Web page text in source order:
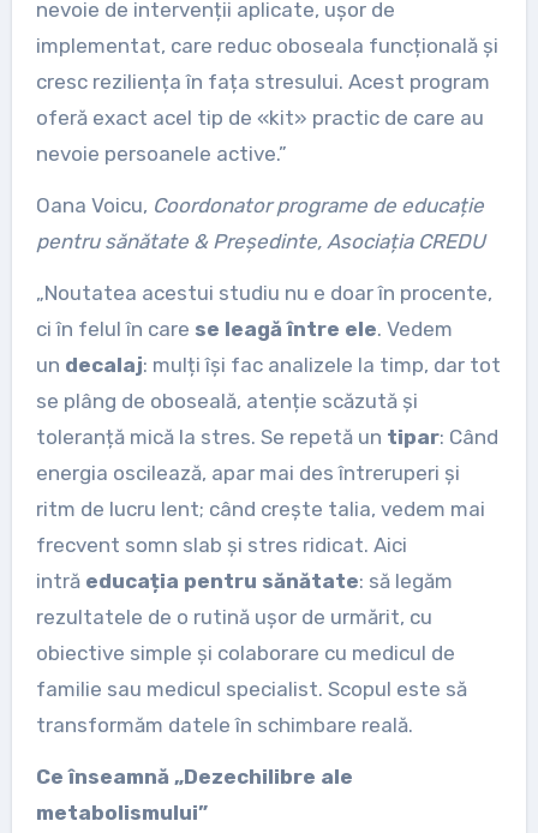
nevoie de intervenții aplicate, ușor de
implementat, care reduc oboseala funcțională și
cresc reziliența în fața stresului. Acest program
oferă exact acel tip de «kit» practic de care au
nevoie persoanele active.”
Oana Voicu, Coordonator programe de educație
pentru sănătate & Președinte, Asociația CREDU
„Noutatea acestui studiu nu e doar în procente,
ci în felul în care se leagă între ele. Vedem
un decalaj: mulți își fac analizele la timp, dar tot
se plâng de oboseală, atenție scăzută și
toleranță mică la stres. Se repetă un tipar: Când
energia oscilează, apar mai des întreruperi și
ritm de lucru lent; când crește talia, vedem mai
frecvent somn slab și stres ridicat. Aici
intră educația pentru sănătate: să legăm
rezultatele de o rutină ușor de urmărit, cu
obiective simple și colaborare cu medicul de
familie sau medicul specialist. Scopul este să
transformăm datele în schimbare reală.
Ce înseamnă „Dezechilibre ale
metabolismului”